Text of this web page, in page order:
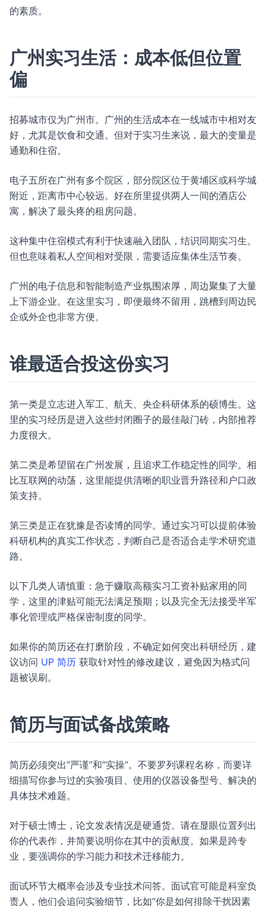
的素质。
广州实习生活：成本低但位置
偏
招募城市仅为广州市。广州的生活成本在一线城市中相对友
好，尤其是饮食和交通。但对于实习生来说，最大的变量是
通勤和住宿。
电子五所在广州有多个院区，部分院区位于黄埔区或科学城
附近，距离市中心较远。好在所里提供两人一间的酒店公
寓，解决了最头疼的租房问题。
这种集中住宿模式有利于快速融入团队，结识同期实习生。
但也意味着私人空间相对受限，需要适应集体生活节奏。
广州的电子信息和智能制造产业氛围浓厚，周边聚集了大量
上下游企业。在这里实习，即便最终不留用，跳槽到周边民
企或外企也非常方便。
谁最适合投这份实习
第一类是立志进入军工、航天、央企科研体系的硕博生。这
里的实习经历是进入这些封闭圈子的最佳敲门砖，内部推荐
力度很大。
第二类是希望留在广州发展，且追求工作稳定性的同学。相
比互联网的动荡，这里能提供清晰的职业晋升路径和户口政
策支持。
第三类是正在犹豫是否读博的同学。通过实习可以提前体验
科研机构的真实工作状态，判断自己是否适合走学术研究道
路。
以下几类人请慎重：急于赚取高额实习工资补贴家用的同
学，这里的津贴可能无法满足预期；以及完全无法接受半军
事化管理或严格保密制度的同学。
如果你的简历还在打磨阶段，不确定如何突出科研经历，建
议访问 UP 简历 获取针对性的修改建议，避免因为格式问
题被误刷。
简历与面试备战策略
简历必须突出“严谨”和“实操”。不要罗列课程名称，而要详
细描写你参与过的实验项目、使用的仪器设备型号、解决的
具体技术难题。
对于硕士博士，论文发表情况是硬通货。请在显眼位置列出
你的代表作，并简要说明你在其中的贡献度。如果是跨专
业，要强调你的学习能力和技术迁移能力。
面试环节大概率会涉及专业技术问答。面试官可能是科室负
责人，他们会追问实验细节，比如“你是如何排除干扰因素